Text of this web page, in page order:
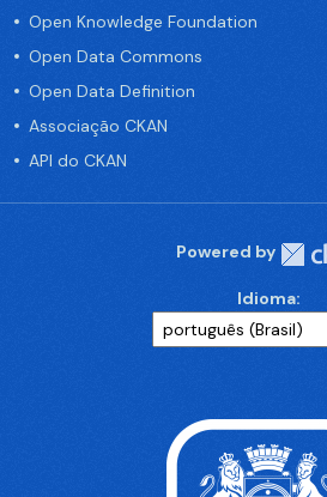
Open Knowledge Foundation
Open Data Commons
Open Data Definition
Associação CKAN
API do CKAN
Powered by
Idioma